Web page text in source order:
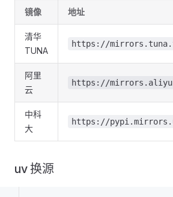
镜像 地址
清华
TUNA
https://
阿里
云
https://
中科
大
https://
uv 换源